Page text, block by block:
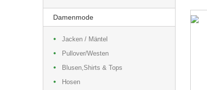
Damenmode
Jacken / Mäntel
Pullover/Westen
Blusen,Shirts & Tops
Hosen